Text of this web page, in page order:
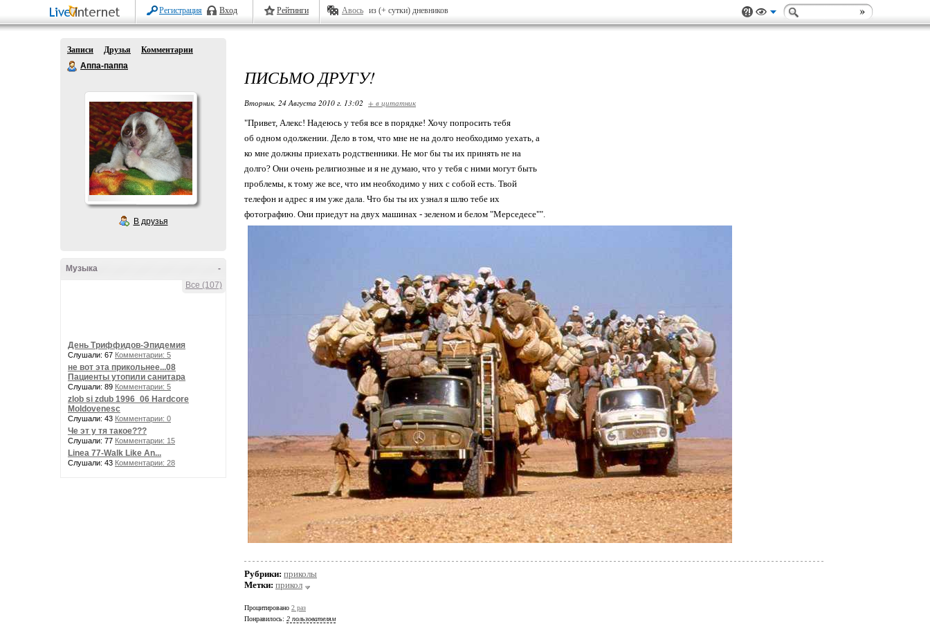
Регистрация Вход Рейтинги Авось из (+ сутки) дневников
Записи Друзья
Комментарии
Аппа-паппа
В друзья
-
Музыка
Все (107)
День Триффидов-Эпидемия
Слушали: 67 Комментарии: 5
не вот эта прикольнее...08
Пациенты утопили санитара
Слушали: 89 Комментарии: 5
zlob si zdub 1996_06 Hardcore
Moldovenesc
Слушали: 43 Комментарии: 0
Че эт у тя такое???
Слушали: 77 Комментарии: 15
Linea 77-Walk Like An...
Слушали: 43 Комментарии: 28
ПИСЬМО ДРУГУ!
Вторник, 24 Августа 2010 г. 13:02 + в цитатник
"Привет, Алекс! Надеюсь у тебя все в порядке! Хочу попросить тебя
об одном одолжении. Дело в том, что мне не на долго необходимо уехать, а
ко мне должны приехать родственники. Не мог бы ты их принять не на
долго? Они очень религиозные и я не думаю, что у тебя с ними могут быть
проблемы, к тому же все, что им необходимо у них с собой есть. Твой
телефон и адрес я им уже дала. Что бы ты их узнал я шлю тебе их
фотографию. Они приедут на двух машинах - зеленом и белом "Мерседесе"".
Рубрики: приколы
Метки: прикол
Процитировано 2 раз
Понравилось: 2 пользователям